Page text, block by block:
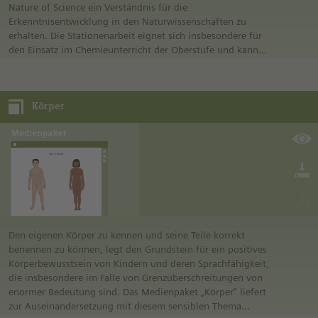
entwickelt. Finanziell gefördert wurde das
Kooperationsprojekt durch die Siemens Stiftung und Vector
Stiftung.
Nature of Science ein Verständnis für die
Erkenntnisentwicklung in den Naturwissenschaften zu
erhalten. Die Stationenarbeit eignet sich insbesondere für
den Einsatz im Chemieunterricht der Oberstufe und kann
Projekten, ist ebenfalls möglich.
Das Medienpaket entstand im Rahmen des Projekts „Teaching
Spirit 2.0: Nobelpreisträger als Bildungspaten für OER in
Schule und Schülerlabor“. Das Projekt wurde in Kooperation
zwischen der Didaktik der Chemie an der Eberhard Karls
Universität Tübingen, der Biologiedidaktik an der Justus-
Liebig-Universität Gießen sowie in Zusammenarbeit mit der
Lindauer Nobelpreisträgertagung entwickelt. Finanziell
gefördert wurde das Kooperationsprojekt durch die Vector
Körper
Den eigenen Körper zu kennen und seine Teile korrekt
benennen zu können, legt den Grundstein für ein positives
Körperbewusstsein von Kindern und deren Sprachfähigkeit,
die insbesondere im Falle von Grenzüberschreitungen von
enormer Bedeutung sind. Das Medienpaket „Körper“ liefert
zur Auseinandersetzung mit diesem sensiblen Thema